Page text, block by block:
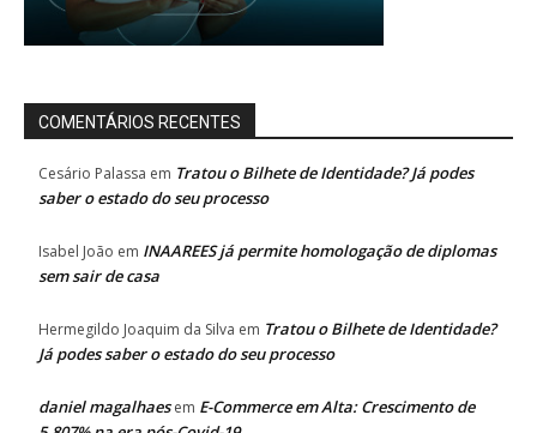
COMENTÁRIOS RECENTES
Cesário Palassa em Tratou o Bilhete de Identidade? Já podes
saber o estado do seu processo
Isabel João em INAAREES já permite homologação de diplomas
sem sair de casa
Hermegildo Joaquim da Silva em Tratou o Bilhete de Identidade?
Já podes saber o estado do seu processo
daniel magalhaesem E-Commerce em Alta: Crescimento de